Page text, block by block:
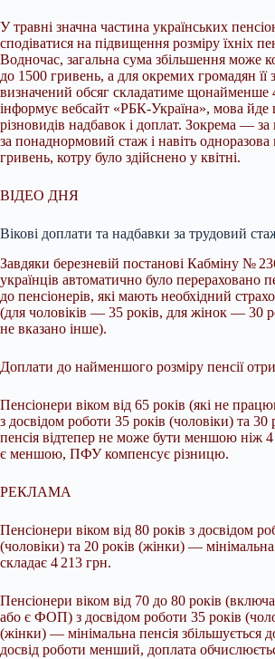
У травні значна частина українських
сподіватися на підвищення розміру їхніх
Водночас, загальна сума збільшення може
до 1500 гривень, а для окремих громадян її
визначений обсяг складатиме щонайменше
інформує вебсайт «РБК-Україна», мова йде
різновидів надбавок і доплат. Зокрема — за
за понаднормовий стаж і навіть
гривень, котру було здійснено у квітні.
ВІДЕО ДНЯ
Вікові доплати та надбавки за трудовий
Завдяки березневій постанові Кабміну №
українців автоматично було перераховано
до пенсіонерів, які мають необхідний
(для чоловіків — 35 років, для жінок — 30
не вказано інше).
Доплати до найменшого розміру пенсії
Пенсіонери віком від 65 років (які не
з досвідом роботи 35 років (чоловіки) та
пенсія відтепер не може бути меншою ніж
є меншою, ПФУ компенсує різницю.
РЕКЛАМА
Пенсіонери віком від 80 років з досвідом
(чоловіки) та 20 років (жінки) —
складає 4 213 грн.
Пенсіонери віком від 70 до 80 років
або є ФОП) з досвідом роботи 35 років
(жінки) — мінімальна пенсія збільшується
досвід роботи менший, доплата